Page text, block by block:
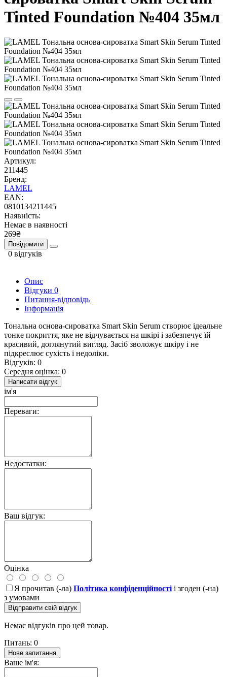
Tinted Foundation №404 35мл
Артикул:
211445
Бренд:
LAMEL
EAN:
0810134211445
Наявність:
Немає в наявності
269₴
Повідомити
0 відгуків
Опис
Відгуки 0
Питання-відповідь
Інформація
Тональна основа-сироватка Smart Skin Serum створює ідеальне
тонке покриття, яке не відчувається на шкірі і забезпечує їй
красивий, доглянутий вигляд. Засіб зволожує шкіру і не
підкреслює сухість і недоліки.
Відгуків: 0
Середня оцінка: 0
Написати відгук
ім'я
Переваги:
Недостатки:
Ваш відгук:
Оцінка
Я прочитав (-ла) Політика конфіденційності і згоден (-на)
з умовами
Відправити свій відгук
Немає відгуків про цей товар.
Питань: 0
Нове запитання
Ваше ім'я: